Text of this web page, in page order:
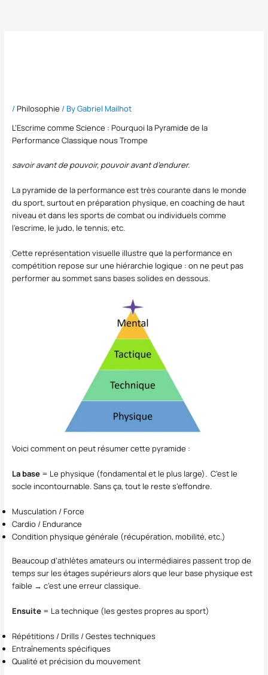
/ Philosophie / ByGabriel Mailhot
L’Escrime comme Science : Pourquoi la Pyramide de la
Performance Classique nous Trompe
savoir avant de pouvoir, pouvoir avant d’endurer.
La pyramide de la performance est très courante dans le monde
du sport, surtout en préparation physique, en coaching de haut
niveau et dans les sports de combat ou individuels comme
l’escrime, le judo, le tennis, etc.
Cette représentation visuelle illustre que la performance en
compétition repose sur une hiérarchie logique : on ne peut pas
performer au sommet sans bases solides en dessous.
Voici comment on peut résumer cette pyramide :
La base = Le physique (fondamental et le plus large). C’est le
socle incontournable. Sans ça, tout le reste s’effondre.
Musculation / Force
Cardio / Endurance
Condition physique générale (récupération, mobilité, etc.)
Beaucoup d’athlètes amateurs ou intermédiaires passent trop de
temps sur les étages supérieurs alors que leur base physique est
faible → c’est une erreur classique.
Ensuite = La technique (les gestes propres au sport)
Répétitions / Drills / Gestes techniques
Entraînements spécifiques
Qualité et précision du mouvement